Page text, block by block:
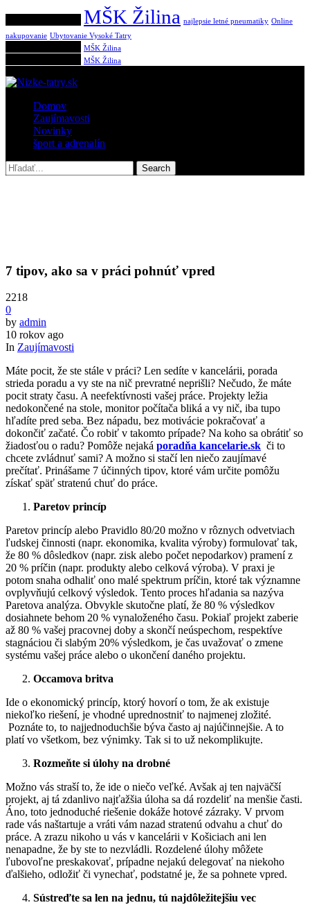
MŠK Žilina najlepsie letné pneumatiky Online
nakupovanie Ubytovanie Vysoké Tatry
MŠK Žilina
MŠK Žilina
Domov
Zaujímavosti
Novinky
šport a adrenalín
7 tipov, ako sa v práci pohnúť vpred
2218
0
by admin
10 rokov ago
In Zaujímavosti
Máte pocit, že ste stále v práci? Len sedíte v kancelárii, porada
strieda poradu a vy ste na nič prevratné neprišli? Nečudo, že máte
pocit straty času. A neefektívnosti vašej práce. Projekty ležia
nedokončené na stole, monitor počítača bliká a vy nič, iba tupo
hľadíte pred seba. Bez nápadu, bez motivácie pokračovať a
dokončiť začaté. Čo robiť v takomto prípade? Na koho sa obrátiť so
žiadosťou o radu? Pomôže nejaká poradňa kancelarie.sk či to
chcete zvládnuť sami? A možno si stačí len niečo zaujímavé
prečítať. Prinášame 7 účinných tipov, ktoré vám určite pomôžu
získať späť stratenú chuť do práce.
Paretov princíp
Paretov princíp alebo Pravidlo 80/20 možno v rôznych odvetviach
ľudskej činnosti (napr. ekonomika, kvalita výroby) formulovať tak,
že 80 % dôsledkov (napr. zisk alebo počet nepodarkov) pramení z
20 % príčin (napr. produkty alebo celková výroba). V praxi je
potom snaha odhaliť ono malé spektrum príčin, ktoré tak významne
ovplyvňujú celkový výsledok. Tento proces hľadania sa nazýva
Paretova analýza. Obvykle skutočne platí, že 80 % výsledkov
dosiahnete behom 20 % vynaloženého času. Pokiaľ projekt zaberie
až 80 % vašej pracovnej doby a skončí neúspechom, respektíve
stagnáciou či slabým 20% výsledkom, je čas uvažovať o zmene
systému vašej práce alebo o ukončení daného projektu.
Occamova britva
Ide o ekonomický princíp, ktorý hovorí o tom, že ak existuje
niekoľko riešení, je vhodné uprednostniť to najmenej zložité.
Poznáte to, to najjednoduchšie býva často aj najúčinnejšie. A to
platí vo všetkom, bez výnimky. Tak si to už nekomplikujte.
Rozmeňte si úlohy na drobné
Možno vás straší to, že ide o niečo veľké. Avšak aj ten najväčší
projekt, aj tá zdanlivo najťažšia úloha sa dá rozdeliť na menšie časti.
Áno, toto jednoduché riešenie dokáže hotové zázraky. V prvom
rade vás naštartuje a vráti vám nazad stratenú odvahu a chuť do
práce. A zrazu nikoho u vás v kancelárii v Košiciach ani len
nenapadne, že by ste to nezvládli. Rozdelené úlohy môžete
ľubovoľne preskakovať, prípadne nejakú delegovať na niekoho
ďalšieho, odložiť či vynechať, podstatné je, že sa pohnete vpred.
Sústreďte sa len na jednu, tú najdôležitejšiu vec